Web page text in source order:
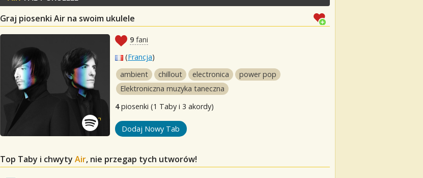
Graj piosenki Air na swoim ukulele
9 fani
(Francja)
ambient
chillout electronica
power pop
Elektroniczna muzyka taneczna
4piosenki (1 Taby i 3 akordy)
Dodaj Nowy Tab
Top Taby i chwyty Air, nie przegap tych utworów!